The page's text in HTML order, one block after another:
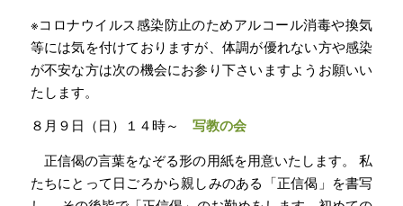
※コロナウイルス感染防止のためアルコール消毒や換気
等には気を付けておりますが、体調が優れない方や感染
が不安な方は次の機会にお参り下さいますようお願いい
たします。
８月９日（日）１４時～ 写教の会
正信偈の言葉をなぞる形の用紙を用意いたします。 私
たちにとって日ごろから親しみのある「正信偈」を書写